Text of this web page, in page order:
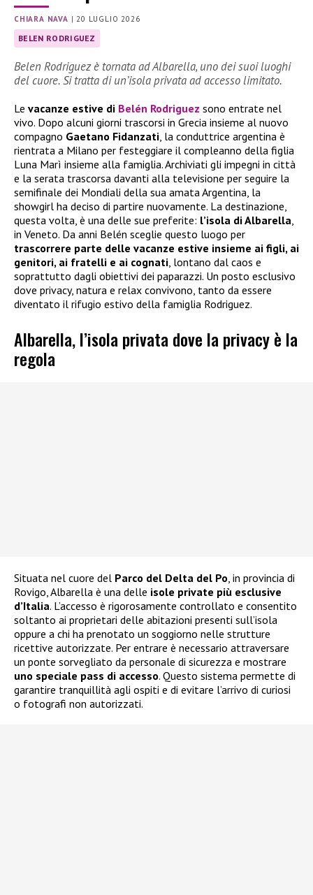
CHIARA NAVA |20 LUGLIO 2026
BELEN RODRIGUEZ
Belen Rodriguez è tornata ad Albarella, uno dei suoi luoghi
del cuore. Si tratta di un’isola privata ad accesso limitato.
Le vacanze estive di Belén Rodriguez sono entrate nel
vivo. Dopo alcuni giorni trascorsi in Grecia insieme al nuovo
compagno Gaetano Fidanzati , la conduttrice argentina è
rientrata a Milano per festeggiare il compleanno della figlia
Luna Marì insieme alla famiglia. Archiviati gli impegni in città
e la serata trascorsa davanti alla televisione per seguire la
semifinale dei Mondiali della sua amata Argentina, la
showgirl ha deciso di partire nuovamente. La destinazione,
questa volta, è una delle sue preferite: l’isola di Albarella
in Veneto. Da anni Belén sceglie questo luogo per
trascorrere parte delle vacanze estive insieme ai figli, ai
genitori, ai fratelli e ai cognati , lontano dal caos e
soprattutto dagli obiettivi dei paparazzi. Un posto esclusivo
dove privacy, natura e relax convivono, tanto da essere
diventato il rifugio estivo della famiglia Rodriguez.
Albarella, l’isola privata dove la privacy è la
regola
Situata nel cuore del Parco del Delta del Po, in provincia di
Rovigo, Albarella è una delle isole private più esclusive
d’Italia. L’accesso è rigorosamente controllato e consentito
soltanto ai proprietari delle abitazioni presenti sull’isola
oppure a chi ha prenotato un soggiorno nelle strutture
ricettive autorizzate. Per entrare è necessario attraversare
un ponte sorvegliato da personale di sicurezza e mostrare
uno speciale pass di accesso. Questo sistema permette di
garantire tranquillità agli ospiti e di evitare l’arrivo di curiosi
o fotografi non autorizzati.